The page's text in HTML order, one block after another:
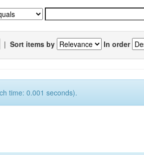
| Sort items by In order
time: 0.001 seconds).